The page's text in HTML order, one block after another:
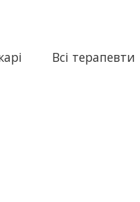
Всі терапевти